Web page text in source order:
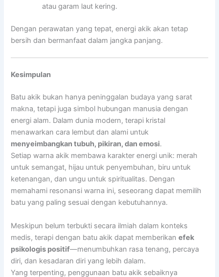
atau garam laut kering.
Dengan perawatan yang tepat, energi akik akan tetap
bersih dan bermanfaat dalam jangka panjang.
Kesimpulan
Batu akik bukan hanya peninggalan budaya yang sarat
makna, tetapi juga simbol hubungan manusia dengan
energi alam. Dalam dunia modern, terapi kristal
menawarkan cara lembut dan alami untuk
menyeimbangkan tubuh, pikiran, dan emosi.
Setiap warna akik membawa karakter energi unik: merah
untuk semangat, hijau untuk penyembuhan, biru untuk
ketenangan, dan ungu untuk spiritualitas. Dengan
memahami resonansi warna ini, seseorang dapat memilih
batu yang paling sesuai dengan kebutuhannya.
Meskipun belum terbukti secara ilmiah dalam konteks
medis, terapi dengan batu akik dapat memberikanefek
psikologis positif—menumbuhkan rasa tenang, percaya
diri, dan kesadaran diri yang lebih dalam.
Yang terpenting, penggunaan batu akik sebaiknya